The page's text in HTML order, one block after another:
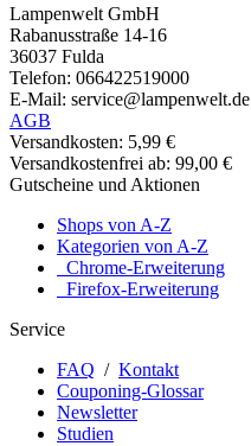
Lampenwelt GmbH
Rabanusstraße 14-16
36037 Fulda
Telefon: 066422519000
E-Mail: service@lampenwelt.de
AGB
Versandkosten: 5,99 €
Versandkostenfrei ab: 99,00 €
Gutscheine und Aktionen
Shops von A-Z
Kategorien von A-Z
Chrome-Erweiterung
Firefox-Erweiterung
Service
FAQ / Kontakt
Couponing-Glossar
Newsletter
Studien